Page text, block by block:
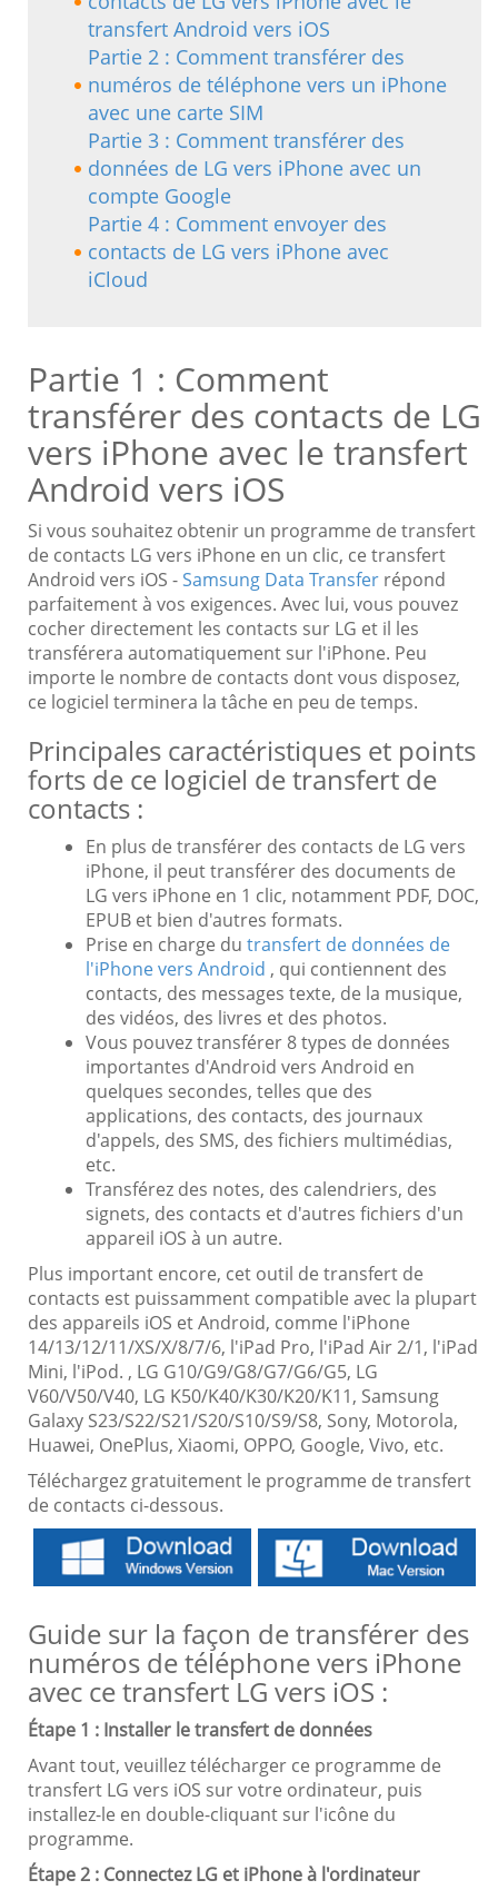
transfert Android vers iOS
Partie 2 : Comment transférer des
numéros de téléphone vers un iPhone
avec une carte SIM
Partie 3 : Comment transférer des
données de LG vers iPhone avec un
compte Google
Partie 4 : Comment envoyer des
contacts de LG vers iPhone avec
iCloud
Partie 1 : Comment
transférer des contacts de LG
vers iPhone avec le transfert
Android vers iOS
Si vous souhaitez obtenir un programme de transfert
de contacts LG vers iPhone en un clic, ce transfert
Android vers iOS -Samsung Data Transfer répond
parfaitement à vos exigences. Avec lui, vous pouvez
cocher directement les contacts sur LG et il les
transférera automatiquement sur l'iPhone. Peu
importe le nombre de contacts dont vous disposez,
ce logiciel terminera la tâche en peu de temps.
Principales caractéristiques et points
forts de ce logiciel de transfert de
contacts :
En plus de transférer des contacts de LG vers
iPhone, il peut transférer des documents de
LG vers iPhone en 1 clic, notamment PDF, DOC,
EPUB et bien d'autres formats.
Prise en charge du transfert de données de
l'iPhone vers Android , qui contiennent des
contacts, des messages texte, de la musique,
des vidéos, des livres et des photos.
Vous pouvez transférer 8 types de données
importantes d'Android vers Android en
quelques secondes, telles que des
applications, des contacts, des journaux
d'appels, des SMS, des fichiers multimédias,
etc.
Transférez des notes, des calendriers, des
signets, des contacts et d'autres fichiers d'un
appareil iOS à un autre.
Plus important encore, cet outil de transfert de
contacts est puissamment compatible avec la plupart
des appareils iOS et Android, comme l'iPhone
14/13/12/11/XS/X/8/7/6, l'iPad Pro, l'iPad Air 2/1, l'iPad
Mini, l'iPod. , LG G10/G9/G8/G7/G6/G5, LG
V60/V50/V40, LG K50/K40/K30/K20/K11, Samsung
Galaxy S23/S22/S21/S20/S10/S9/S8, Sony, Motorola,
Huawei, OnePlus, Xiaomi, OPPO, Google, Vivo, etc.
Téléchargez gratuitement le programme de transfert
de contacts ci-dessous.
Guide sur la façon de transférer des
numéros de téléphone vers iPhone
avec ce transfert LG vers iOS :
Étape 1 : Installer le transfert de données
Avant tout, veuillez télécharger ce programme de
transfert LG vers iOS sur votre ordinateur, puis
installez-le en double-cliquant sur l'icône du
programme.
Étape 2 : Connectez LG et iPhone à l'ordinateur